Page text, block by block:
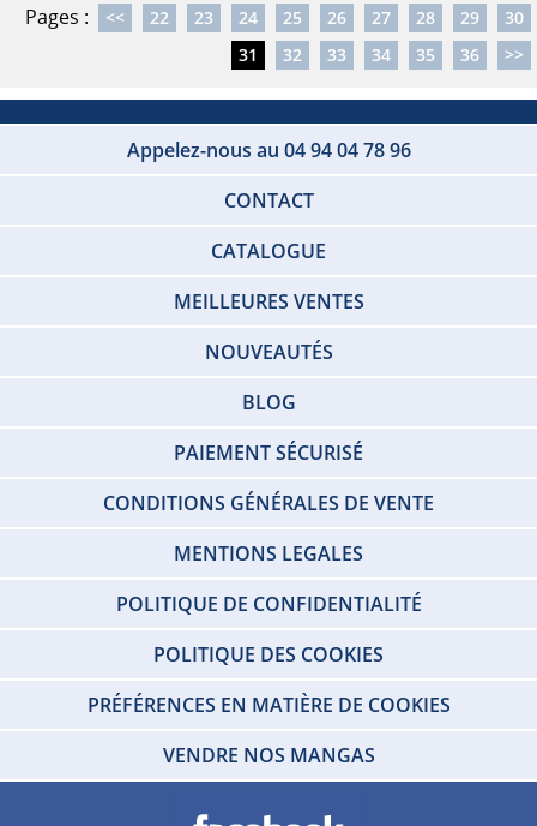
Pages : << 22 23 24 25 26 27 28 29
30
31
32 33 34 35 36 >>
Appelez-nous au 04 94 04 78 96
CONTACT
CATALOGUE
MEILLEURES VENTES
NOUVEAUTÉS
BLOG
PAIEMENT SÉCURISÉ
CONDITIONS GÉNÉRALES DE VENTE
MENTIONS LEGALES
POLITIQUE DE CONFIDENTIALITÉ
POLITIQUE DES COOKIES
PRÉFÉRENCES EN MATIÈRE DE COOKIES
VENDRE NOS MANGAS